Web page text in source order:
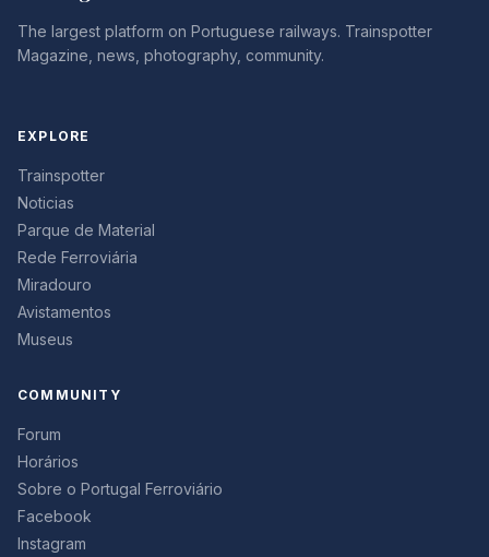
The largest platform on Portuguese railways. Trainspotter
Magazine, news, photography, community.
EXPLORE
Trainspotter
Noticias
Parque de Material
Rede Ferroviária
Miradouro
Avistamentos
Museus
COMMUNITY
Forum
Horários
Sobre o Portugal Ferroviário
Facebook
Instagram